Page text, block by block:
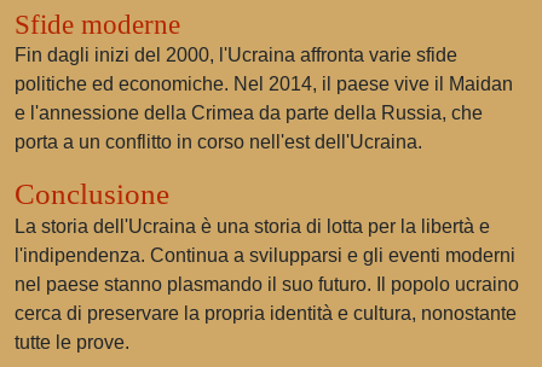
Sfide moderne
Fin dagli inizi del 2000, l'Ucraina affronta varie sfide
politiche ed economiche. Nel 2014, il paese vive il Maidan
e l'annessione della Crimea da parte della Russia, che
porta a un conflitto in corso nell'est dell'Ucraina.
Conclusione
La storia dell'Ucraina è una storia di lotta per la libertà e
l'indipendenza. Continua a svilupparsi e gli eventi moderni
nel paese stanno plasmando il suo futuro. Il popolo ucraino
cerca di preservare la propria identità e cultura, nonostante
tutte le prove.